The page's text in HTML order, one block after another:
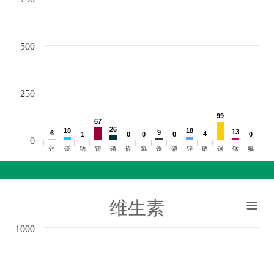
6
6 18
18 1
1
67
67
26
26
0
0 0
0 9
9 0
0 18
18 4
4
99
99
13
13 0
0
钙 镁 钠 钾 磷 硫 氯 铁 碘 锌 硒 铜 锰 氟
0
250
500
维生素
1000